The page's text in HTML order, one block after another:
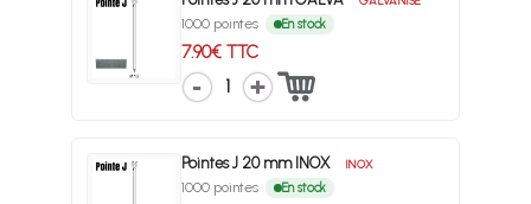
1000 pointes En stock
7.90€ TTC
1
Pointes J 20 mm INOX INOX
1000 pointes En stock